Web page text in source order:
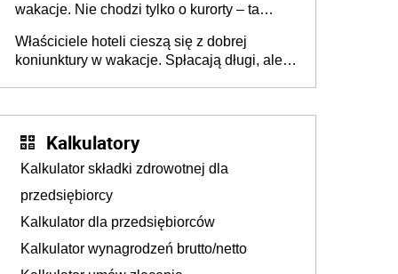
wakacje. Nie chodzi tylko o kurorty – ta
tam, gdzie wielu spędzi urlop po cichu
Właściciele hoteli cieszą się z dobrej
koniunktury w wakacje. Spłacają długi, ale
Kalkulatory
Kalkulator składki zdrowotnej dla
przedsiębiorcy
Kalkulator dla przedsiębiorców
Kalkulator wynagrodzeń brutto/netto